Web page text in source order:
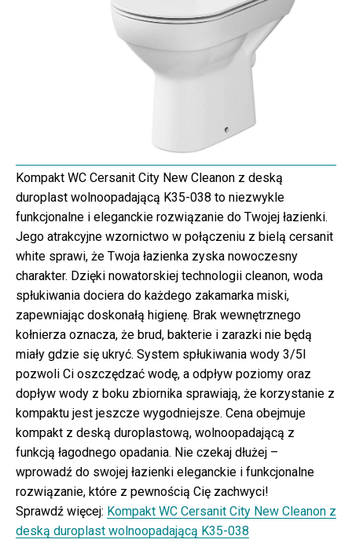
Kompakt WC Cersanit City New Cleanon z deską
duroplast wolnoopadającą K35-038 to niezwykle
funkcjonalne i eleganckie rozwiązanie do Twojej łazienki.
Jego atrakcyjne wzornictwo w połączeniu z bielą cersanit
white sprawi, że Twoja łazienka zyska nowoczesny
charakter. Dzięki nowatorskiej technologii cleanon, woda
spłukiwania dociera do każdego zakamarka miski,
zapewniając doskonałą higienę. Brak wewnętrznego
kołnierza oznacza, że brud, bakterie i zarazki nie będą
miały gdzie się ukryć. System spłukiwania wody 3/5l
pozwoli Ci oszczędzać wodę, a odpływ poziomy oraz
dopływ wody z boku zbiornika sprawiają, że korzystanie z
kompaktu jest jeszcze wygodniejsze. Cena obejmuje
kompakt z deską duroplastową, wolnoopadającą z
funkcją łagodnego opadania. Nie czekaj dłużej –
wprowadź do swojej łazienki eleganckie i funkcjonalne
rozwiązanie, które z pewnością Cię zachwyci!
Sprawdź więcej: Kompakt WC Cersanit City New Cleanon z
deską duroplast wolnoopadającą K35-038